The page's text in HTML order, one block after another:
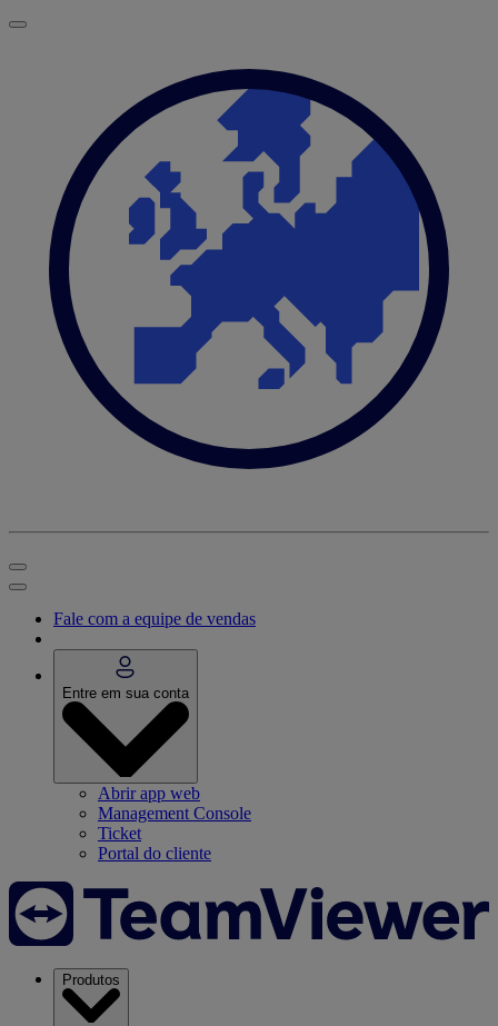
Fale com a equipe de vendas
Entre em sua conta
Abrir app web
Management Console
Ticket
Portal do cliente
Produtos